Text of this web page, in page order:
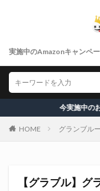
実施中のAmazonキャンペ
今実施中のお得なAmazon
HOME グランブル
【グラブル】